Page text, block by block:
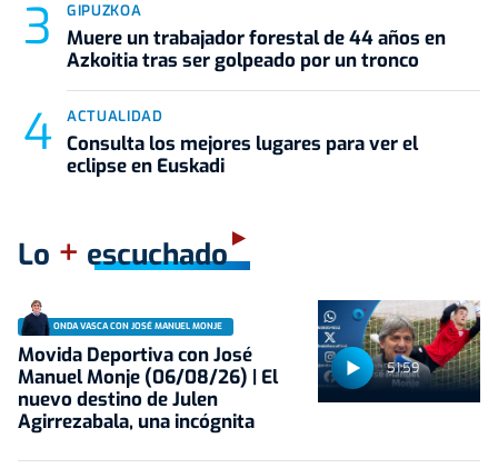
GIPUZKOA
Muere un trabajador forestal de 44 años en
Azkoitia tras ser golpeado por un tronco
ACTUALIDAD
Consulta los mejores lugares para ver el
eclipse en Euskadi
Lo + escuchado
51:59
ONDA VASCA CON JOSÉ MANUEL MONJE
Movida Deportiva con José
Manuel Monje (06/08/26) | El
nuevo destino de Julen
Agirrezabala, una incógnita